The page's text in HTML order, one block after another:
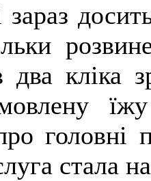
зараз
два кліка
головні
стала